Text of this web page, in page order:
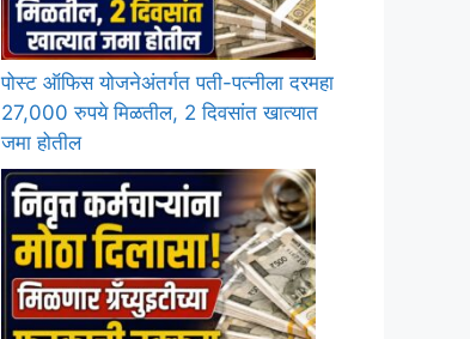
पोस्ट ऑफिस योजनेअंतर्गत पती-पत्नीला दरमहा
27,000 रुपये मिळतील, 2 दिवसांत खात्यात
जमा होतील